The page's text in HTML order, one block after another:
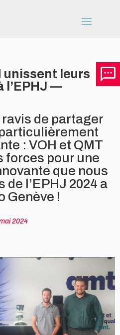
unissent leurs
l’EPHJ —
de partager
: VOH et QMT
forces pour une
que nous
l’EPHJ 2024 a
Genève !
2024